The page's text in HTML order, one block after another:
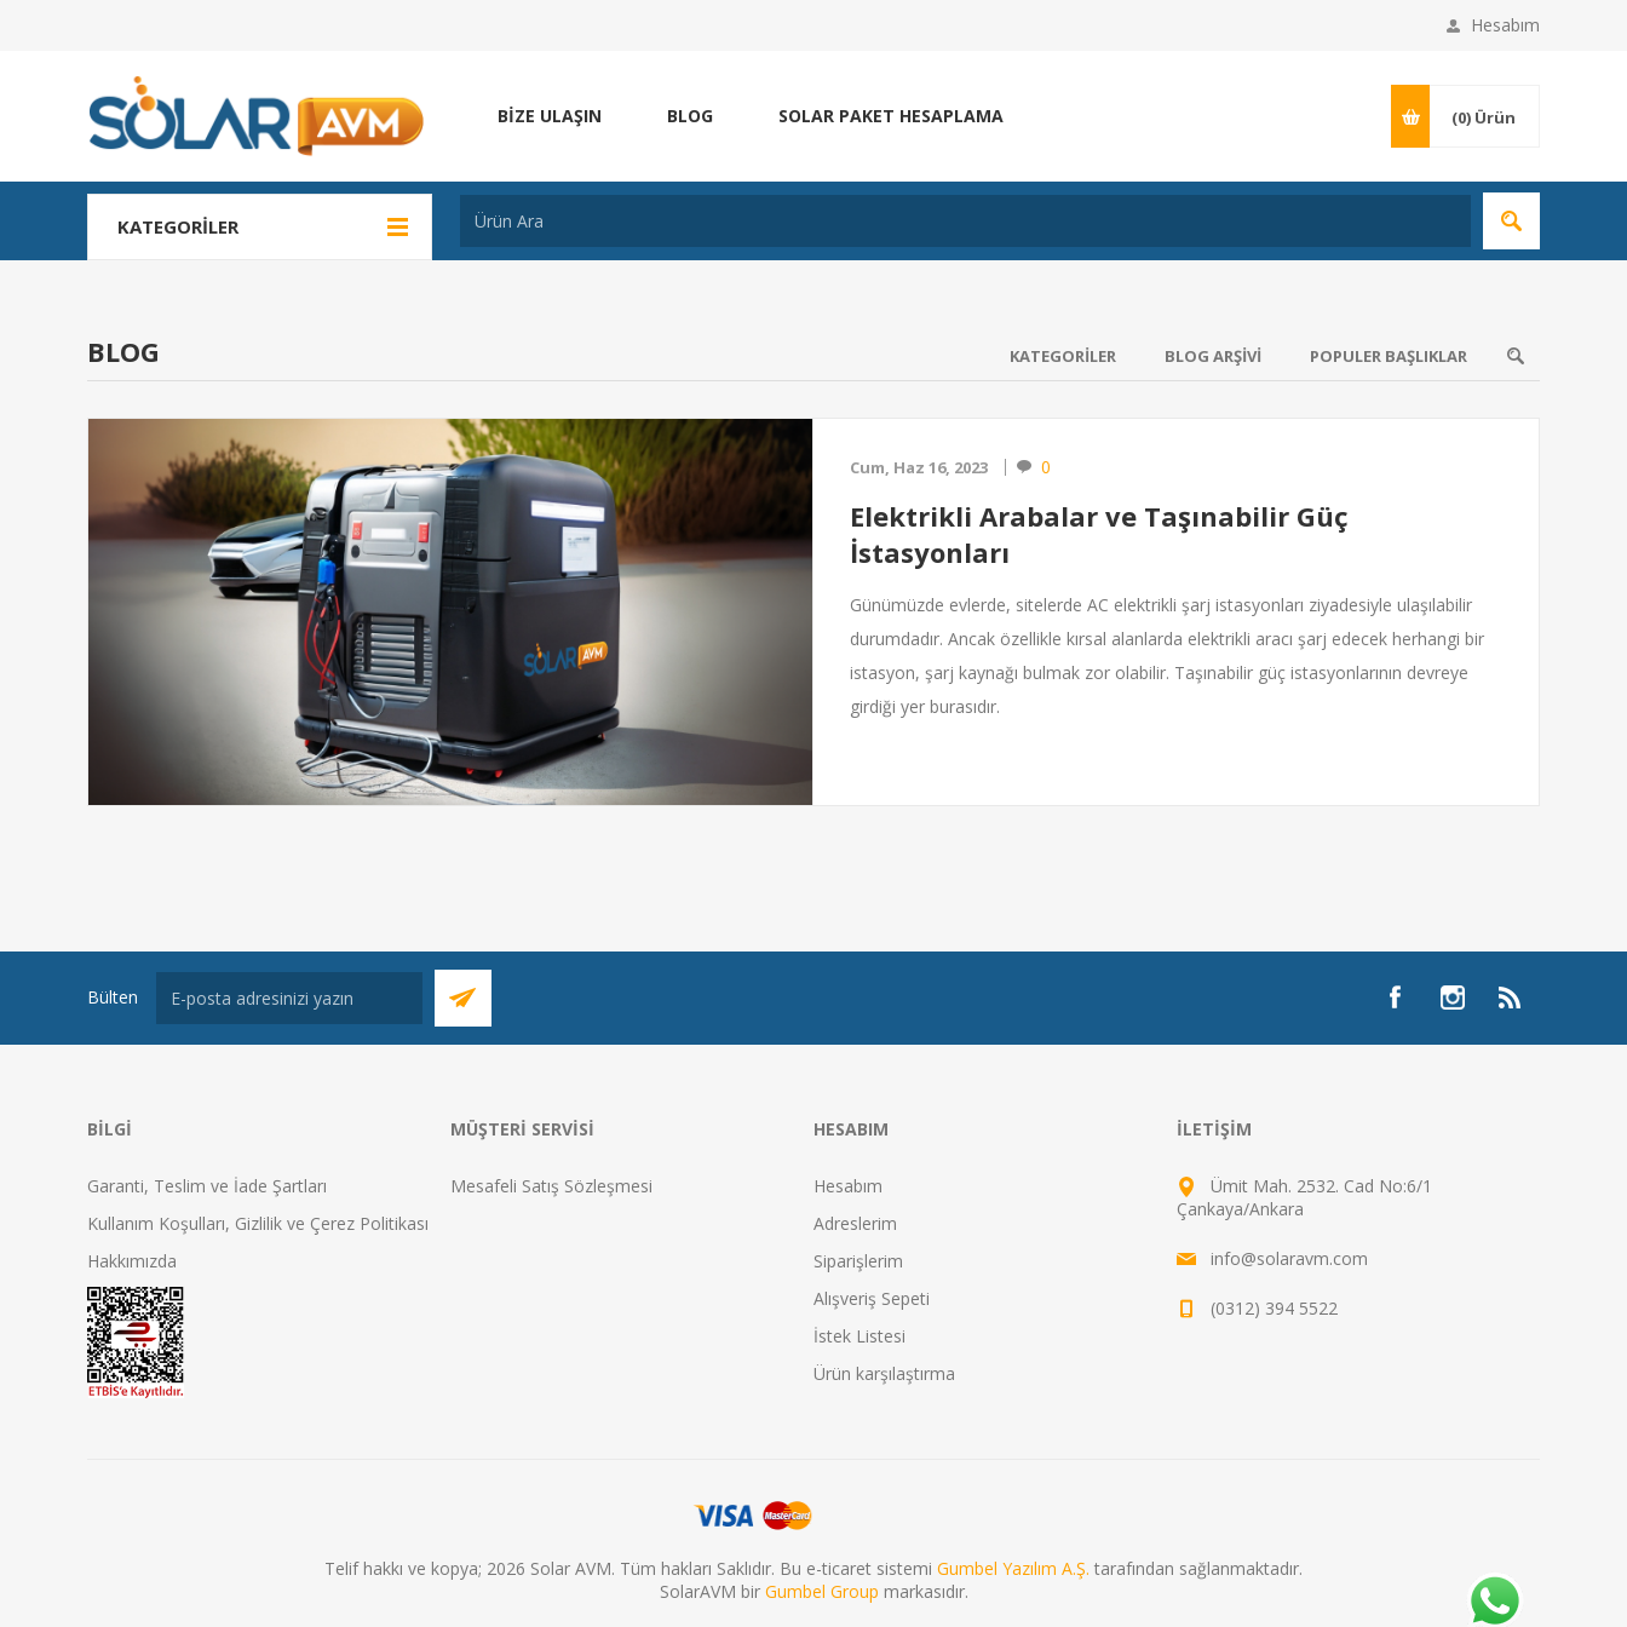
Hesabım
BIZE ULAŞIN BLOG SOLAR PAKET HESAPLAMA (0) Ürün
KATEGORILER
BLOG
Cum, Haz 16, 2023 0
Elektrikli Arabalar ve Taşınabilir Güç
İstasyonları
Günümüzde evlerde, sitelerde AC elektrikli şarj istasyonları ziyadesiyle ulaşılabilir
durumdadır. Ancak özellikle kırsal alanlarda elektrikli aracı şarj edecek herhangi bir
istasyon, şarj kaynağı bulmak zor olabilir. Taşınabilir güç istasyonlarının devreye
girdiği yer burasıdır.
KATEGORILER BLOG ARŞIVI POPULER BAŞLIKLAR
Bülten
BILGI
Garanti, Teslim ve İade Şartları
Kullanım Koşulları, Gizlilik ve Çerez Politikası
Hakkımızda
MÜŞTERI SERVISI
Mesafeli Satış Sözleşmesi
HESABIM
Hesabım
Adreslerim
Siparişlerim
Alışveriş Sepeti
İstek Listesi
Ürün karşılaştırma
İLETIŞIM
Ümit Mah. 2532. Cad No:6/1
Çankaya/Ankara
info@solaravm.com
(0312) 394 5522
Telif hakkı ve kopya; 2026 Solar AVM. Tüm hakları Saklıdır. Bu e-ticaret sistemi Gumbel Yazılım A.Ş. tarafından sağlanmaktadır.
SolarAVM bir Gumbel Group markasıdır.